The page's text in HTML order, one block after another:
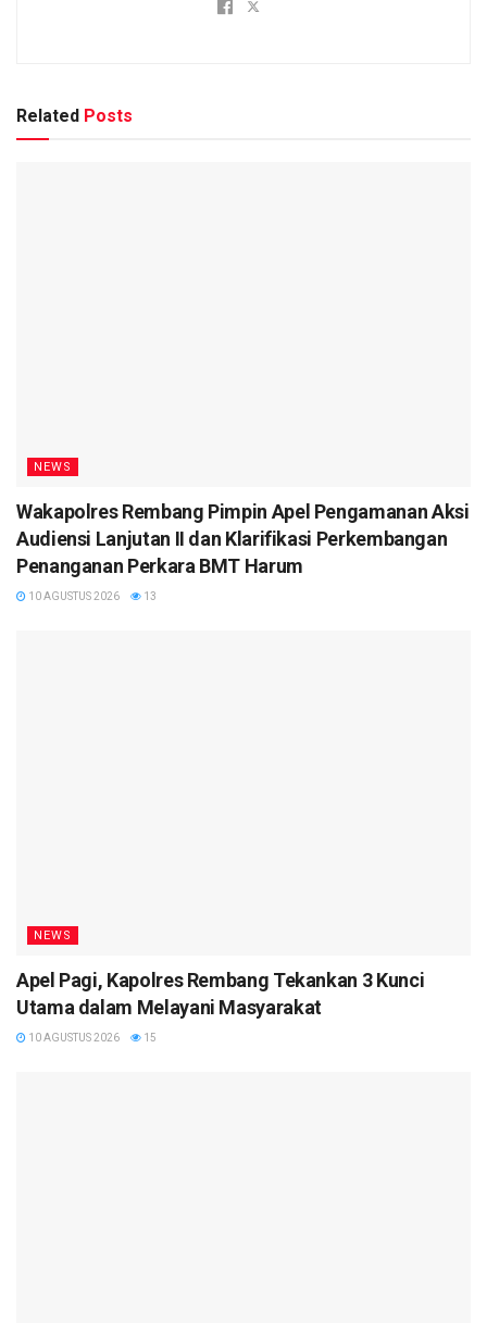
Related Posts
NEWS
Wakapolres Rembang Pimpin Apel Pengamanan Aksi
Audiensi Lanjutan II dan Klarifikasi Perkembangan
Penanganan Perkara BMT Harum
10 AGUSTUS 2026 13
NEWS
Apel Pagi, Kapolres Rembang Tekankan 3 Kunci
Utama dalam Melayani Masyarakat
10 AGUSTUS 2026 15